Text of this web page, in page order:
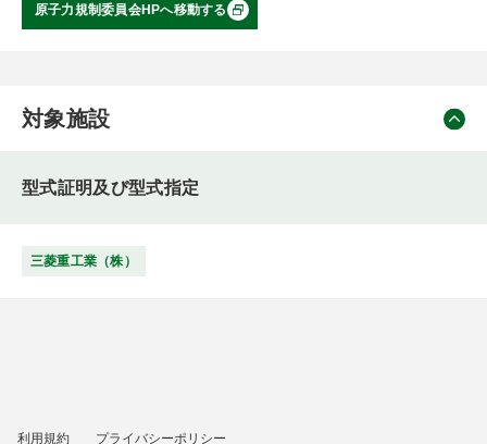
原子力規制委員会HPへ移動する
対象施設
型式証明及び型式指定
三菱重工業（株）
利用規約 プライバシーポリシー